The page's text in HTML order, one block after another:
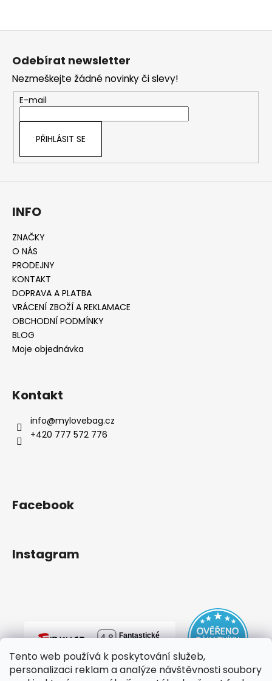
Tento web používá k poskytování služeb,
personalizaci reklam a analýze návštěvnosti soubory
Z
Odebírat newsletter
Nezmeškejte žádné novinky či slevy!
E-mail
PŘIHLÁSIT SE
INFO
ZNAČKY
O NÁS
PRODEJNY
KONTAKT
DOPRAVA A PLATBA
VRÁCENÍ ZBOŽÍ A REKLAMACE
OBCHODNÍ PODMÍNKY
BLOG
Moje objednávka
Kontakt
info@mylovebag.cz
+420 777 572 776
Facebook
Instagram